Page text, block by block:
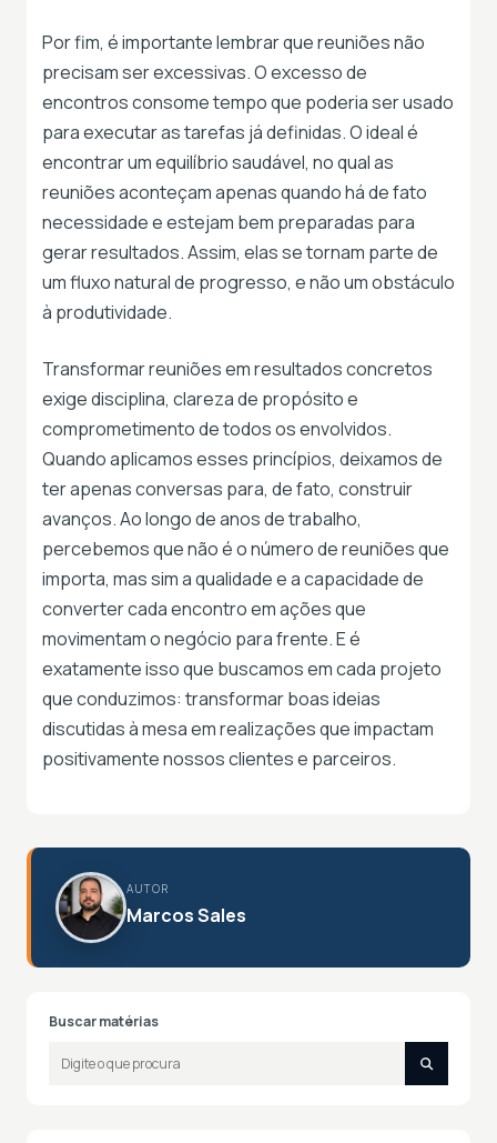
Por fim, é importante lembrar que reuniões não
precisam ser excessivas. O excesso de
encontros consome tempo que poderia ser usado
para executar as tarefas já definidas. O ideal é
encontrar um equilíbrio saudável, no qual as
reuniões aconteçam apenas quando há de fato
necessidade e estejam bem preparadas para
gerar resultados. Assim, elas se tornam parte de
um fluxo natural de progresso, e não um obstáculo
à produtividade.
Transformar reuniões em resultados concretos
exige disciplina, clareza de propósito e
comprometimento de todos os envolvidos.
Quando aplicamos esses princípios, deixamos de
ter apenas conversas para, de fato, construir
avanços. Ao longo de anos de trabalho,
percebemos que não é o número de reuniões que
importa, mas sim a qualidade e a capacidade de
converter cada encontro em ações que
movimentam o negócio para frente. E é
exatamente isso que buscamos em cada projeto
que conduzimos: transformar boas ideias
discutidas à mesa em realizações que impactam
positivamente nossos clientes e parceiros.
AUTOR
Marcos Sales
Buscar matérias